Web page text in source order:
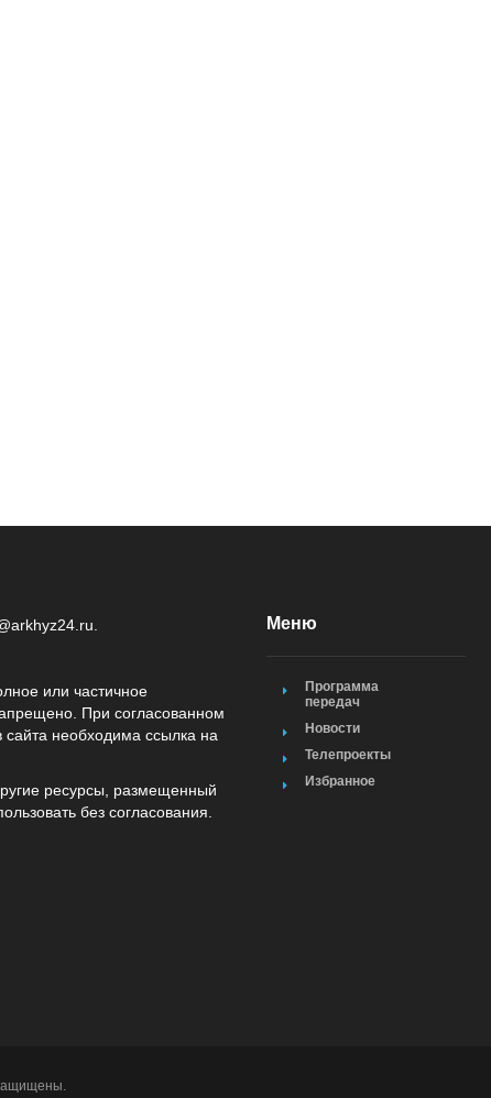
или частичное
При согласованном
сайта необходима ссылка на
ресурсы, размещенный
без согласования.
Меню
Программа
передач
Новости
Телепроекты
Избранное